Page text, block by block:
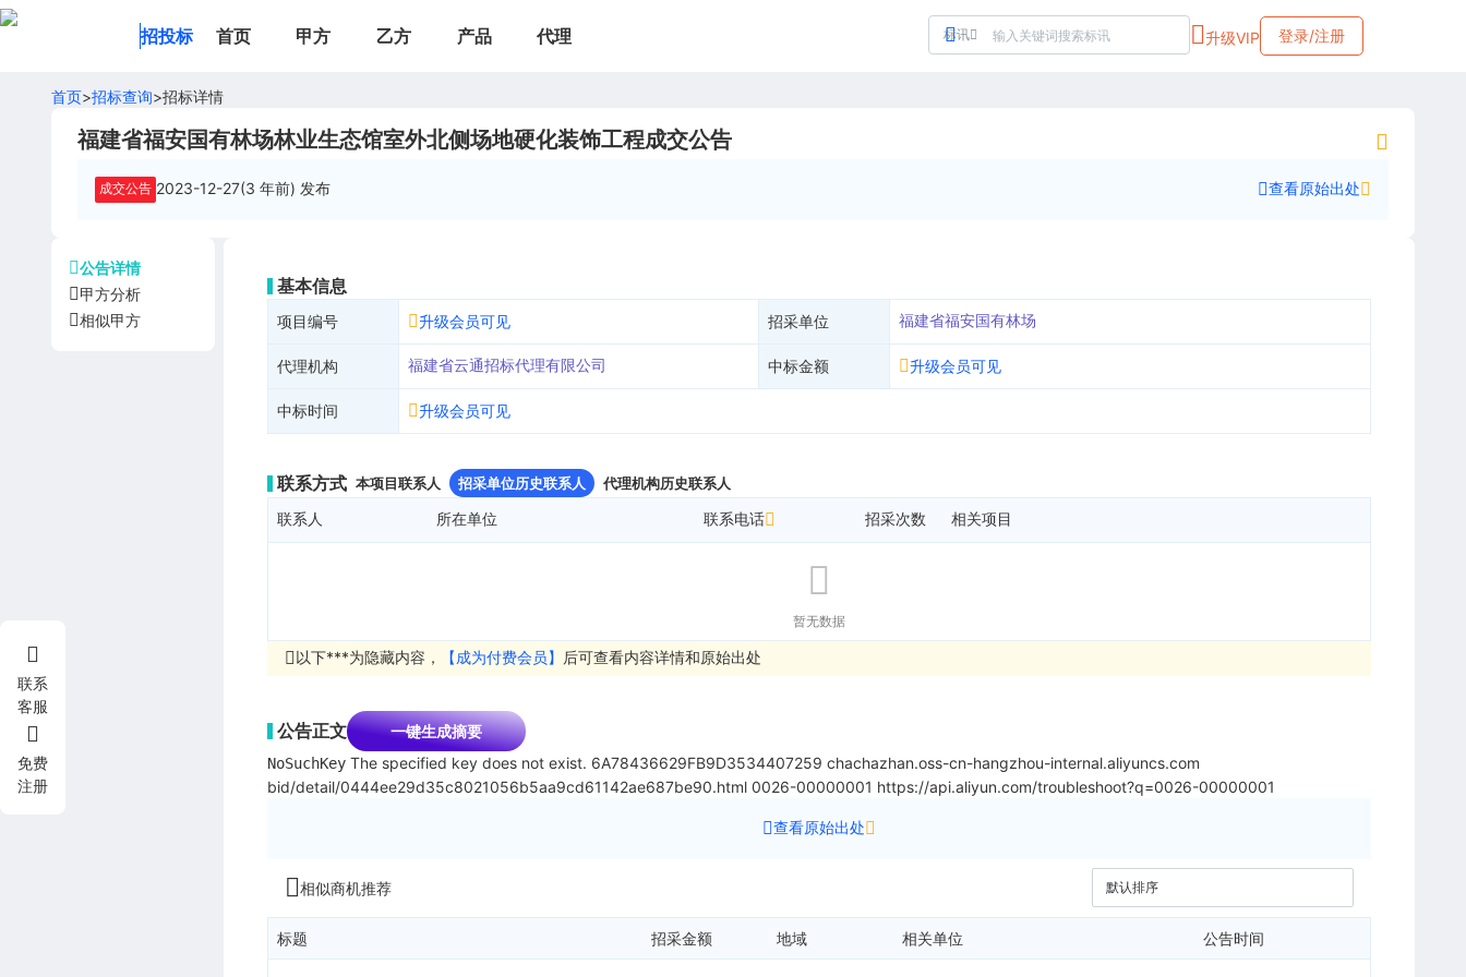
招投标 首页 甲方 乙方 产品 代理 标讯 升级VIP 登录/注册
首页>招标查询>招标详情
福建省福安国有林场林业生态馆室外北侧场地硬化装饰工程成交公告
成交公告 2023-12-27(3 年前) 发布 查看原始出处
公告详情
甲方分析
相似甲方
基本信息
项目编号 升级会员可见 招采单位 福建省福安国有林场
代理机构 福建省云通招标代理有限公司 中标金额 升级会员可见
中标时间 升级会员可见
联系方式 本项目联系人 招采单位历史联系人 代理机构历史联系人
联系人 所在单位 联系电话 招采次数 相关项目
暂无数据
以下***为隐藏内容， 【成为付费会员】 后可查看内容详情和原始出处
公告正文 一键生成摘要
NoSuchKey The specified key does not exist. 6A78436629FB9D3534407259 chachazhan.oss-cn-hangzhou-internal.aliyuncs.com
bid/detail/0444ee29d35c8021056b5aa9cd61142ae687be90.html 0026-00000001 https://api.aliyun.com/troubleshoot?q=0026-00000001
查看原始出处
相似商机推荐
标题 招采金额 地域 相关单位 公告时间
联系
客服
免费
注册